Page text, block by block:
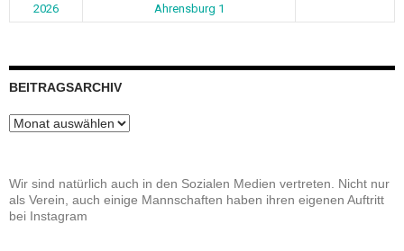
2026
Ahrensburg 1
BEITRAGSARCHIV
Beitragsarchiv
Wir sind natürlich auch in den Sozialen Medien vertreten. Nicht nur
als Verein, auch einige Mannschaften haben ihren eigenen Auftritt
bei Instagram